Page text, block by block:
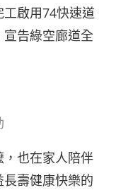
啟用74快速道
告綠空廊道全
也在家人陪伴
壽健康快樂的